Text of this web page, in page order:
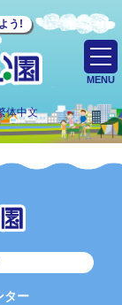
う!
体中文
MENU
ター